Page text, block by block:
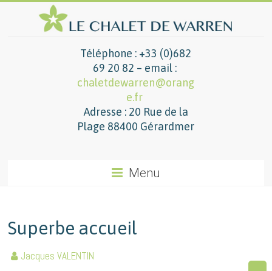
Téléphone : +33 (0)682
69 20 82 – email :
chaletdewarren@orang
e.fr
Adresse : 20 Rue de la
Plage 88400 Gérardmer
Menu
Superbe accueil
Jacques VALENTIN